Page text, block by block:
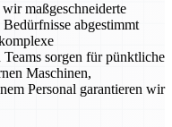
maßgeschneiderte
abgestimmt
sorgen für pünktliche
Maschinen,
Personal garantieren wir